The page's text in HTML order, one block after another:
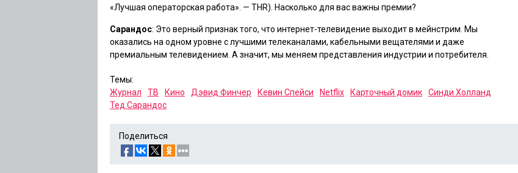
«Лучшая операторская работа». — THR). Насколько для вас важны премии?
Сарандос: Это верный признак того, что интернет-телевидение выходит в мейнстрим. Мы
оказались на одном уровне с лучшими телеканалами, кабельными вещателями и даже
премиальным телевидением. А значит, мы меняем представления индустрии и потребителя.
Темы:
Журнал
ТВ Кино Дэвид Финчер Кевин Спейси Netflix Карточный домик
Синди Холланд
Тед Сарандос
Поделиться